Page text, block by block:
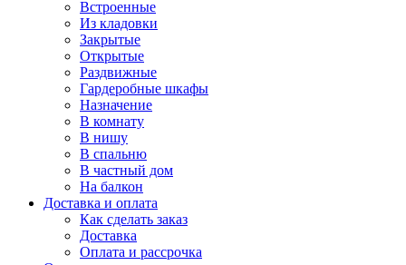
Встроенные
Из кладовки
Закрытые
Открытые
Раздвижные
Гардеробные шкафы
Назначение
В комнату
В нишу
В спальню
В частный дом
На балкон
Доставка и оплата
Как сделать заказ
Доставка
Оплата и рассрочка